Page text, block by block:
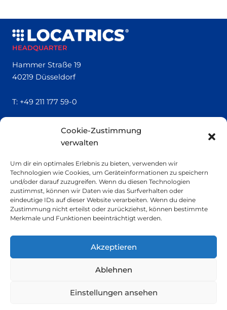
Cookie-Zustimmung
verwalten
Um dir ein optimales Erlebnis zu bieten, verwenden wir
Technologien wie Cookies, um Geräteinformationen zu speichern
und/oder darauf zuzugreifen. Wenn du diesen Technologien
zustimmst, können wir Daten wie das Surfverhalten oder
eindeutige IDs auf dieser Website verarbeiten. Wenn du deine
Zustimmung nicht erteilst oder zurückziehst, können bestimmte
Merkmale und Funktionen beeinträchtigt werden.
Akzeptieren
Ablehnen
Einstellungen ansehen
HEADQUARTER
Hammer Straße 19
40219 Düsseldorf
T: +49 211 177 59-0
Kontakt
Impressum
SMALL PRINT
Datenschutzerklärung
Nachhaltigkeit